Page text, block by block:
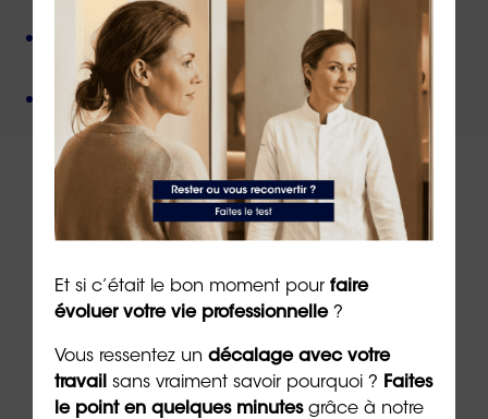
Une méthode créée par
un docteur en
psychologie,
Un organisme de formation
certifié QUALIOPI
À lire sur le même thème
Et si c’était le bon moment pour faire
évoluer votre vie professionnelle?
Vous ressentez un décalage avec votre
travail sans vraiment savoir pourquoi ? Faites
le point en quelques minutesgrâce à notre